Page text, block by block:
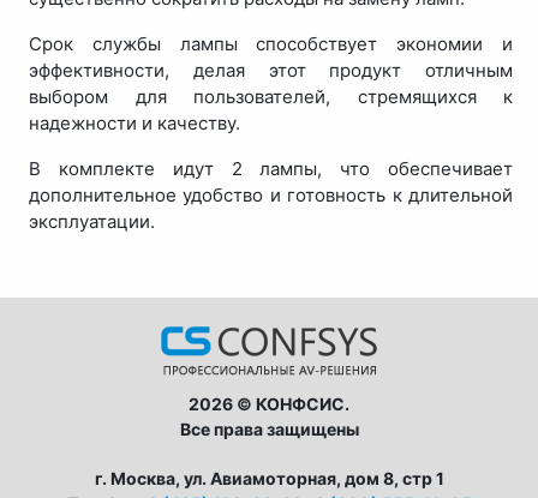
Срок службы лампы способствует экономии и
эффективности, делая этот продукт отличным
выбором для пользователей, стремящихся к
надежности и качеству.
В комплекте идут 2 лампы, что обеспечивает
дополнительное удобство и готовность к длительной
эксплуатации.
2026 © КОНФСИС.
Все права защищены
г. Москва, ул. Авиамоторная, дом 8, стр 1